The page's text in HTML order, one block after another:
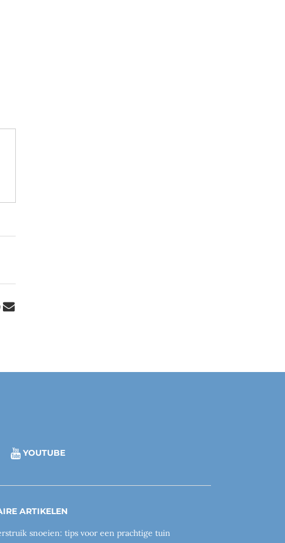
YOUTUBE
ARTIKELEN
snoeien: tips voor een prachtige tuin